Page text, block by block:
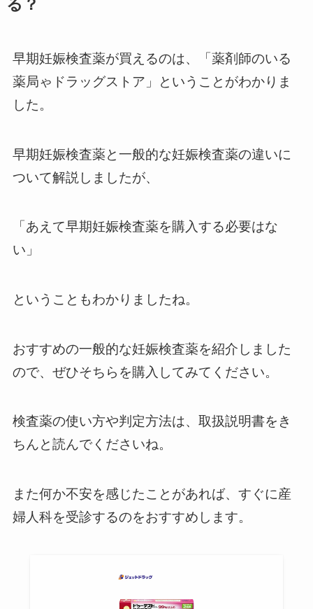
る？
早期妊娠検査薬が買えるのは、「薬剤師のいる
薬局ゃドラッグストア」ということがわかりま
した。
早期妊娠検査薬と一般的な妊娠検査薬の違いに
ついて解説しましたが、
「あえて早期妊娠検査薬を購入する必要はな
い」
ということもわかりましたね。
おすすめの一般的な妊娠検査薬を紹介しました
ので、ぜひそちらを購入してみてください。
検査薬の使い方や判定方法は、取扱説明書をき
ちんと読んでくださいね。
また何か不安を感じたことがあれば、すぐに産
婦人科を受診するのをおすすめします。